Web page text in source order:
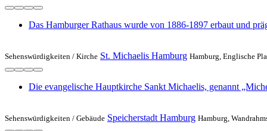
Das Hamburger Rathaus wurde von 1886-1897 erbaut und
Sehenswürdigkeiten / Kirche St. Michaelis Hamburg Hamburg, Englische
Die evangelische Hauptkirche Sankt Michaelis, genannt
Sehenswürdigkeiten / Gebäude Speicherstadt Hamburg Hamburg,